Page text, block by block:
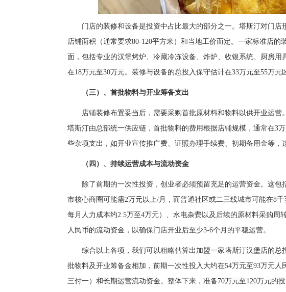
门店的装修和设备是投资中占比最大的部分之一。塔斯汀对门店
店铺面积（通常要求80-120平方米）和当地工价而定。一家标准店的
面，包括专业的汉堡烤炉、冷藏冷冻设备、炸炉、收银系统、厨房
在18万元至30万元。装修与设备的总投入保守估计在33万元至55万元
（三）、首批物料与开业筹备支出
店铺装修布置妥当后，需要采购首批原材料和物料以供开业运营
塔斯汀由总部统一供应链，首批物料的费用根据店铺规模，通常在3
些杂项支出，如开业宣传推广费、证照办理手续费、初期备用金等，
（四）、持续运营成本与流动资金
除了前期的一次性投资，创业者必须预留充足的运营资金。这包
市核心商圈可能需2万元以上/月，而普通社区或二三线城市可能在8
每月人力成本约2.5万至4万元）、水电杂费以及后续的原材料采购周
人民币的流动资金，以确保门店开业后至少3-6个月的平稳运营。
综合以上各项，我们可以粗略估算出加盟一家塔斯汀汉堡店的总
批物料及开业筹备金相加，前期一次性投入大约在54万元至93万元
三付一）和长期运营流动资金。整体下来，准备70万元至120万元的